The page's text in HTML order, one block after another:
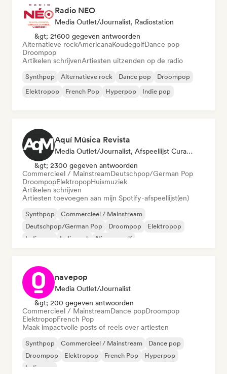
Radio NEO
Media Outlet/Journalist, Radiostation
&gt; 21600 gegeven antwoorden
Alternatieve rockAmericanaKoudegolfDance pop
Droompop
Artikelen schrijvenArtiesten uitzenden op de radio
Synthpop Alternatieve rock Dance pop
Droompop
Elektropop
French Pop Hyperpop Indie pop
Aquí Música Revista
Media Outlet/Journalist, Afspeellijst Curator
&gt; 2300 gegeven antwoorden
Commercieel / MainstreamDeutschpop/German Pop
DroompopElektropopHuismuziek
Artikelen schrijven
Artiesten toevoegen aan mijn Spotify-afspeellijst(en)
Synthpop
Commercieel / Mainstream
Deutschpop/German Pop
Droompop
Elektropop
Indie pop
Indie rock Nieuwe golf
navepop
Media Outlet/Journalist
&gt; 200 gegeven antwoorden
Commercieel / MainstreamDance popDroompop
ElektropopFrench Pop
Maak impactvolle posts of reels over artiesten
Synthpop Commercieel / Mainstream
Dance pop
Droompop
Elektropop French Pop
Hyperpop
Indie pop